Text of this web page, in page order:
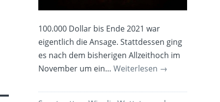
100.000 Dollar bis Ende 2021 war
eigentlich die Ansage. Stattdessen ging
es nach dem bisherigen Allzeithoch im
November um ein…Weiterlesen →